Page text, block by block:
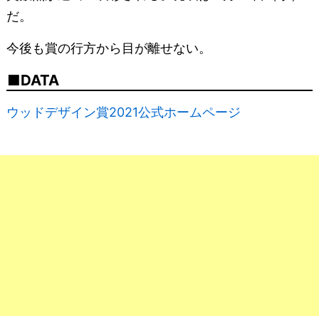
だ。
今後も賞の行方から目が離せない。
DATA
ウッドデザイン賞2021公式ホームページ